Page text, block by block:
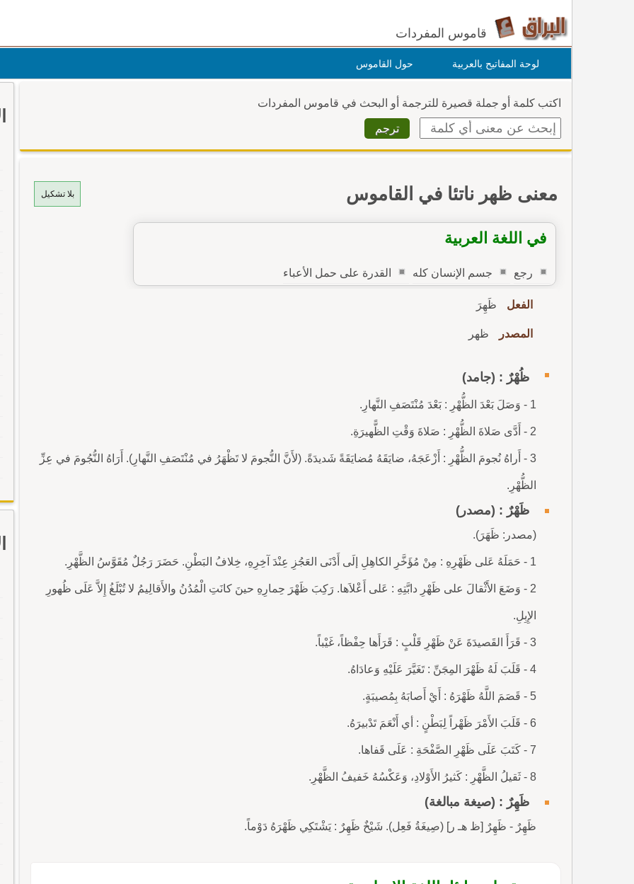
قاموس المفردات
لوحة المفاتيح بالعربية حول القاموس
اكتب كلمة أو جملة قصيرة للترجمة أو البحث في قاموس المفردات
بلا تشكيل معنى ظهر ناتئا في القاموس
في اللغة العربية
رجع جسم الإنسان كله القدرة على حمل الأعباء
الفعل ظَهِرَ
المصدر ظهر
ظُهْرٌ : (جامد)
1 - وَصَلَ بَعْدَ الظُّهْرِ : بَعْدَ مُنْتَصَفِ النَّهارِ.
2 - أَدَّى صَلاةَ الظُّهْرِ : صَلاةَ وَقْتِ الظًّهيرَةِ.
3 - أَراهُ نُجومَ الظُّهْرِ : أَزْعَجَهُ، ضايَقَهُ مُضايَقَةً شَديدَةً. (لأَنَّ النُّجومَ لا تَظْهَرُ في مُنْتَصَفِ النَّهارِ). أَرَاهُ النُّجُومَ في عِزِّ
الظُّهْرِ.
ظَهْرٌ : (مصدر)
(مصدر: ظَهَرَ).
1 - حَمَلَهُ عَلى ظَهْرِهِ : مِنْ مُؤَخَّرِ الكاهِلِ إلَى أَدْنَى العَجُزِ عِنْدَ آخِرِهِ، خِلافُ البَطْنِ. حَضَرَ رَجُلٌ مُقَوَّسُ الظَّهْرِ.
2 - وَضَعَ الأَثْقالَ على ظَهْرِ دابَّتِهِ : عَلى أَعْلاَها. رَكِبَ ظَهْرَ حِمارِهِ حينَ كانَتِ الْمُدُنُ والأَقالِيمُ لا تُبْلَغُ إِلاَّ عَلَى ظُهورِ
الإِبِلِ.
3 - قَرَأَ القَصيدَةَ عَنْ ظَهْرِ قَلْبٍ : قَرَأَها حِفْظاً، غَيْباً.
4 - قَلَبَ لَهُ ظَهْرَ المِجَنِّ : تَغَيَّرَ عَلَيْهِ وَعادَاهُ.
5 - قَصَمَ اللَّهُ ظَهْرَهُ : أَيْ أَصابَهُ بِمُصيبَةٍ.
6 - قَلَبَ الأَمْرَ ظَهْراً لِبَطْنٍ : أي أَنْعَمَ تَدْبيرَهُ.
7 - كَتَبَ عَلَى ظَهْرِ الصَّفْحَةِ : عَلَى قَفاها.
8 - ثَقيلُ الظَّهْرِ : كَثيرُ الأَوْلادِ، وَعَكْسُهُ خَفيفُ الظَّهْرِ.
ظَهِرٌ : (صيغة مبالغة)
ظَهِرٌ - ظَهِرٌ [ظ هـ ر] (صِيغَةُ فَعِل). شَيْخٌ ظَهِرٌ : يَشْتَكِي ظَهْرَهُ دَوْماً.